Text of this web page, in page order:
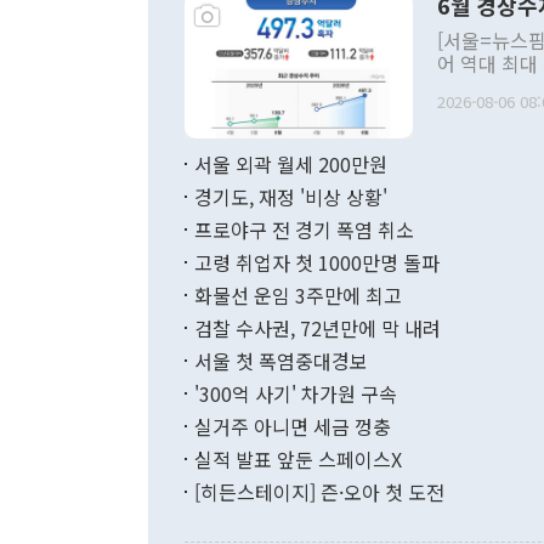
주의적 희망
관의 대북
관 부처 장
관의 무리한
다. [정동영 통일부 장관이 지난달 23일 오후 서울 종로구 정부서울청사에
무너졌다고
함께 4자 대
"우리의 선
[서울=뉴스
어 역대 최
료=한국은행] 한국은행이 6일 발표한 '2026년 6월 국제수지(잠정)'
며 월간 기
196.9% 급
수출은
기록했지만
로 전환됐다.
2026-08-06
서울 외곽 월세 200만원
경기도, 재정 '비상 상황'
프로야구 전 경기 폭염 취소
고령 취업자 첫 1000만명 돌파
화물선 운임 3주만에 최고
검찰 수사권, 72년만에 막 내려
서울 첫 폭염중대경보
'300억 사기' 차가원 구속
실거주 아니면 세금 껑충
실적 발표 앞둔 스페이스X
[히든스테이지] 즌·오아 첫 도전